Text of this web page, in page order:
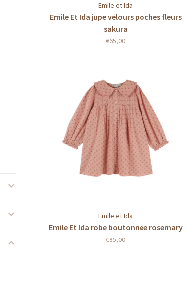
Emile et Ida
Emile Et Ida jupe velours poches fleurs
sakura
€65,00
Emile et Ida
Emile Et Ida robe boutonnee rosemary
€85,00